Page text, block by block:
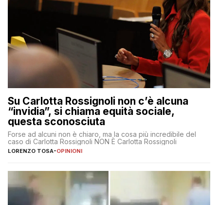
Su Carlotta Rossignoli non c’è alcuna
“invidia”, si chiama equità sociale,
questa sconosciuta
Forse ad alcuni non è chiaro, ma la cosa più incredibile del
caso di Carlotta Rossignoli NON È Carlotta Rossignoli
LORENZO TOSA-OPINIONI